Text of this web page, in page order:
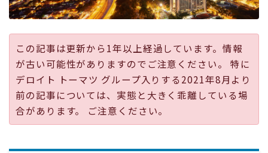
社内制度
採用
公式ページ
この記事は更新から1年以上経過しています。情報
が古い可能性がありますのでご注意ください。 特に
デロイト トーマツ グループ入りする2021年8月より
前の記事については、実態と大きく乖離している場
合があります。 ご注意ください。